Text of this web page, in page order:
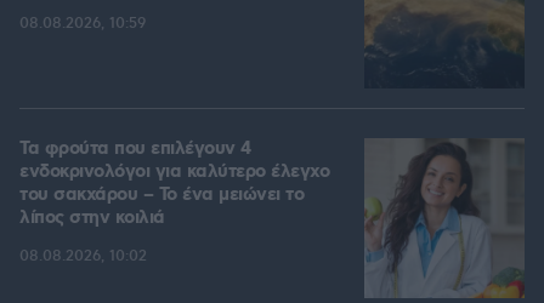
08.08.2026, 10:59
Τα φρούτα που επιλέγουν 4
ενδοκρινολόγοι για καλύτερο έλεγχο
του σακχάρου – Το ένα μειώνει το
λίπος στην κοιλιά
08.08.2026, 10:02